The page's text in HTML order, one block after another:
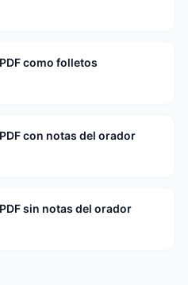
como folletos
con notas del orador
sin notas del orador